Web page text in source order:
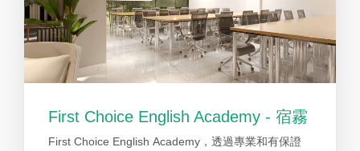
First Choice English Academy - 宿霧
First Choice English Academy，透過專業和有保證